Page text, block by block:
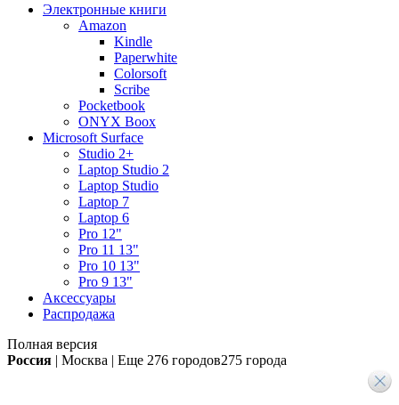
Электронные книги
Amazon
Kindle
Paperwhite
Colorsoft
Scribe
Pocketbook
ONYX Boox
Microsoft Surface
Studio 2+
Laptop Studio 2
Laptop Studio
Laptop 7
Laptop 6
Pro 12"
Pro 11 13"
Pro 10 13"
Pro 9 13"
Аксессуары
Распродажа
Полная версия
Россия | Москва | Еще 276 городов275 города